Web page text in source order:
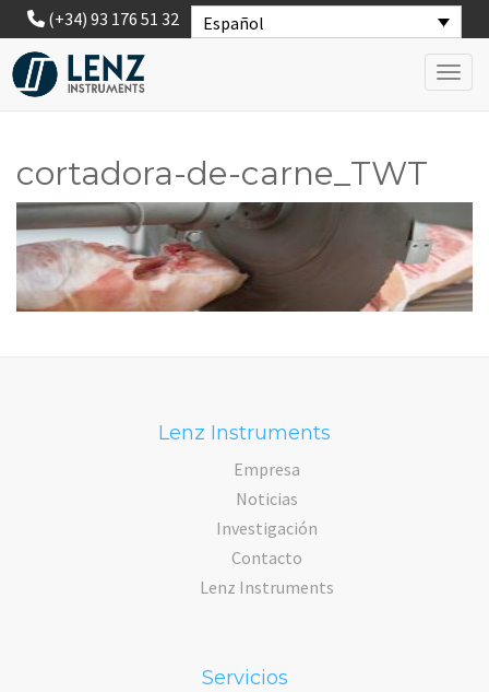
Español
(+34) 93 176 51 32
cortadora-de-carne_TWT
Lenz Instruments
Empresa
Noticias
Investigación
Contacto
Lenz Instruments
Servicios